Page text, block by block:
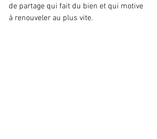
de partage qui fait du bien et qui motive
à renouveler au plus vite.